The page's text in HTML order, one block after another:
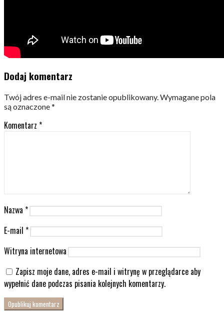
Dodaj komentarz
Twój adres e-mail nie zostanie opublikowany.Wymagane pola
są oznaczone*
Komentarz *
Nazwa *
E-mail *
Witryna internetowa
Zapisz moje dane, adres e-mail i witrynę w przeglądarce aby
wypełnić dane podczas pisania kolejnych komentarzy.